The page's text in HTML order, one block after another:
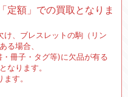
定額」での買取となりま
、ブレスレットの駒（リン
る場合、
冊子・タグ等)に欠品が有る
なります。
す。